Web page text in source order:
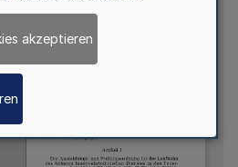
akzeptieren